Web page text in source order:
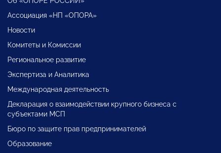
Ассоциация «НП «ОПОРА»
Новости
Комитеты и Комиссии
Региональное развитие
Экспертиза и Аналитика
Международная деятельность
Декларация о взаимодействии крупного бизнеса с
субъектами МСП
Бюро по защите прав предпринимателей
Образование